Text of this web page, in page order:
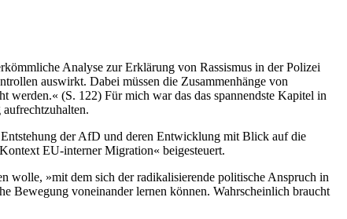
Analyse zur Erklärung von Rassismus in der Polizei
auswirkt. Dabei müssen die Zusammenhänge von
werden.« (S. 122) Für mich war das das spannendste Kapitel in
der AfD und deren Entwicklung mit Blick auf die
EU-interner Migration« beigesteuert.
wolle, »mit dem sich der radikalisierende politische Anspruch in
Bewegung voneinander lernen können. Wahrscheinlich braucht